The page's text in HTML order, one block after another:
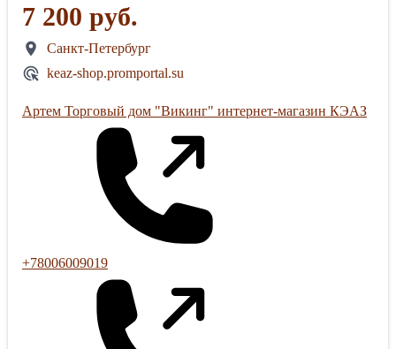
7 200 руб.
Санкт-Петербург
keaz-shop.promportal.su
Артем Торговый дом "Викинг" интернет-магазин КЭАЗ
+78006009019